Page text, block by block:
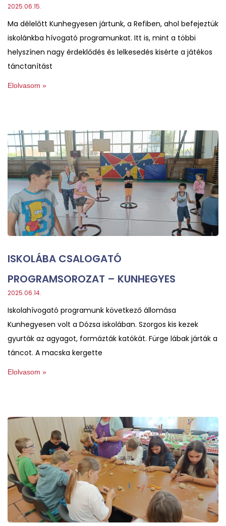
2025.06.15.
Ma délelőtt Kunhegyesen jártunk, a Refiben, ahol befejeztük
iskolánkba hívogató programunkat. Itt is, mint a többi
helyszínen nagy érdeklődés és lelkesedés kisérte a játékos
tánctanítást
Elolvasom »
ISKOLÁBA CSALOGATÓ
PROGRAMSOROZAT – KUNHEGYES
2025.06.14.
Iskolahívogató programunk következő állomása
Kunhegyesen volt a Dózsa iskolában. Szorgos kis kezek
gyurták az agyagot, formázták katókát. Fürge lábak járták a
táncot. A macska kergette
Elolvasom »